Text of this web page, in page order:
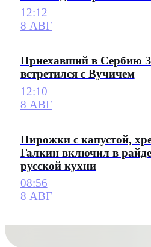
12:12
8 АВГ
Приехавший в Сербию
встретился с Вучичем
12:10
8 АВГ
Пирожки с капустой,
Галкин включил в
русской кухни
08:56
8 АВГ